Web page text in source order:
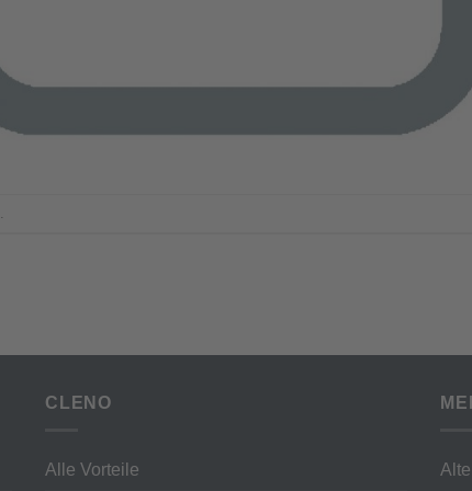
CLENO
Alle Vorteile